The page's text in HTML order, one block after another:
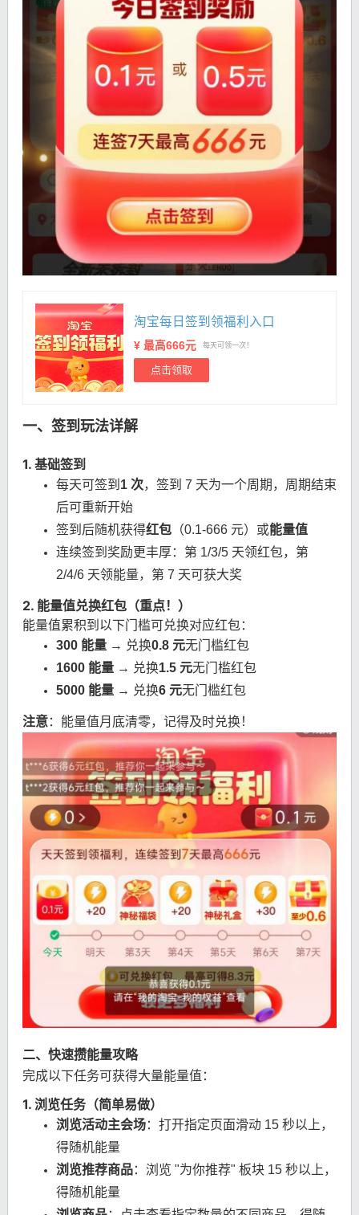
淘宝每日签到领福利入口
¥ 最高666元 每天可领一次！
点击领取
一、签到玩法详解
1. 基础签到
每天可签到 1 次，签到 7 天为一个周期，周期结束
后可重新开始
签到后随机获得红包（0.1-666 元）或能量值
连续签到奖励更丰厚：第 1/3/5 天领红包，第
2/4/6 天领能量，第 7 天可获大奖
2. 能量值兑换红包（重点！）
能量值累积到以下门槛可兑换对应红包：
300 能量→ 兑换0.8 元无门槛红包
1600 能量→ 兑换1.5 元无门槛红包
5000 能量→ 兑换6 元无门槛红包
注意：能量值月底清零，记得及时兑换！
二、快速攒能量攻略
完成以下任务可获得大量能量值：
1. 浏览任务（简单易做）
浏览活动主会场：打开指定页面滑动 15 秒以上，
得随机能量
浏览推荐商品：浏览 "为你推荐" 板块 15 秒以上，
得随机能量